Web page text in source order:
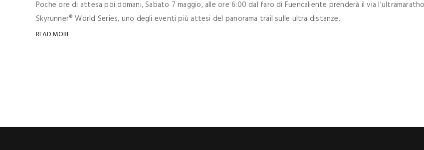
Poche ore di attesa poi domani, Sabato 7 maggio, alle ore 6:00 dal faro di Fuencaliente prenderà il via
Skyrunner® World Series, uno degli eventi più attesi del panorama trail sulle ultra distanze.
READ MORE